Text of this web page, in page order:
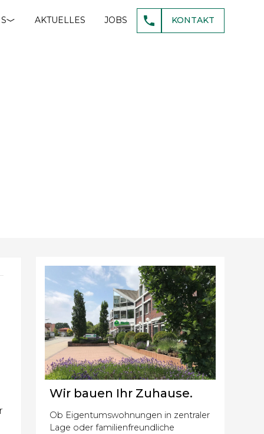
AKTUELLES JOBS KONTAKT
Wir bauen Ihr Zuhause.
Ob Eigentumswohnungen in zentraler
Lage oder familienfreundliche